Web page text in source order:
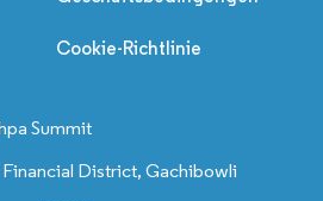
Cookie-Richtlinie
Summit
Financial District, Gachibowli